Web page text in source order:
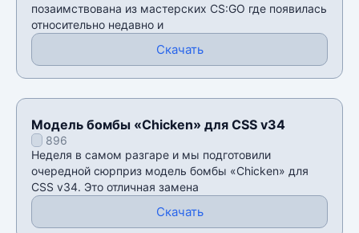
позаимствована из мастерских CS:GO где появилась
относительно недавно и
Скачать
Модель бомбы «Chicken» для CSS v34
896
Неделя в самом разгаре и мы подготовили
очередной сюрприз модель бомбы «Chicken» для
CSS v34. Это отличная замена
Скачать